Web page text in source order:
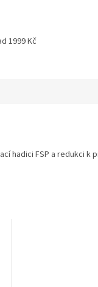
1999 Kč
hadici FSP a redukci k